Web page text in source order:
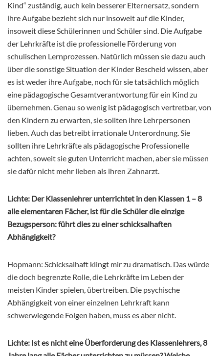
Kind“ zuständig, auch kein besserer Elternersatz, sondern
ihre Aufgabe bezieht sich nur insoweit auf die Kinder,
insoweit diese Schülerinnen und Schüler sind. Die Aufgabe
der Lehrkräfte ist die professionelle Förderung von
schulischen Lernprozessen. Natürlich müssen sie dazu auch
über die sonstige Situation der Kinder Bescheid wissen, aber
es ist weder ihre Aufgabe, noch für sie tatsächlich möglich
eine pädagogische Gesamtverantwortung für ein Kind zu
übernehmen. Genau so wenig ist pädagogisch vertretbar, von
den Kindern zu erwarten, sie sollten ihre Lehrpersonen
lieben. Auch das betreibt irrationale Unterordnung. Sie
sollten ihre Lehrkräfte als pädagogische Professionelle
achten, soweit sie guten Unterricht machen, aber sie müssen
sie dafür nicht mehr lieben als ihren Zahnarzt.
Lichte: Der Klassenlehrer unterrichtet in den Klassen 1 – 8
alle elementaren Fächer, ist für die Schüler die einzige
Bezugsperson: führt dies zu einer schicksalhaften
Abhängigkeit?
Hopmann: Schicksalhaft klingt mir zu dramatisch. Das würde
die doch begrenzte Rolle, die Lehrkräfte im Leben der
meisten Kinder spielen, übertreiben. Die psychische
Abhängigkeit von einer einzelnen Lehrkraft kann
schwerwiegende Folgen haben, muss es aber nicht.
Lichte: Ist es nicht eine Überforderung des Klassenlehrers, 8